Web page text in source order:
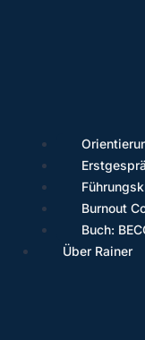
Burnout
Buch:
Über Rainer